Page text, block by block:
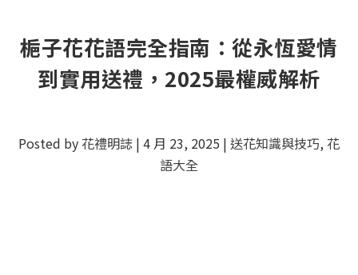
梔子花花語完全指南：從永恆愛情
到實用送禮，2025最權威解析
Posted by 花禮明誌 | 4 月 23, 2025 | 送花知識與技巧, 花
語大全